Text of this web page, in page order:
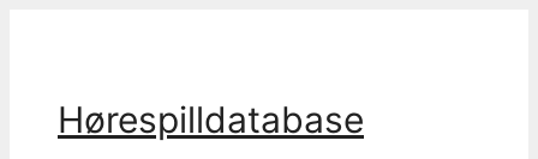
Hørespilldatabase